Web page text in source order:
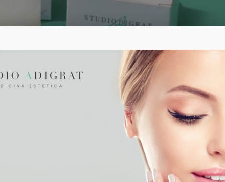
diverse linee di prodotti per la skincare pensate per
del giorno.
apportare immensi benefici alla propria pelle,
giornalmente “colpiscono” la pelle.
della promozione con consegna